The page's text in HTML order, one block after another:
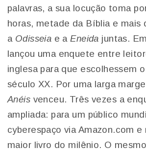
palavras, a sua locução toma
horas, metade da Bíblia e mais
a Odisseia e aEneida juntas.
lançou uma enquete entre
inglesa para que escolhessem
século XX. Por uma larga
Anéis venceu. Três vezes a
ampliada: para um público
cyberespaço via Amazon.com e
maior livro do milênio. O